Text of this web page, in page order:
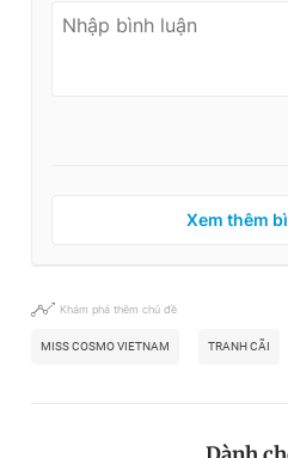
Xem thêm
Khám phá thêm chủ đề
MISS COSMO VIETNAM TRANH CÃI